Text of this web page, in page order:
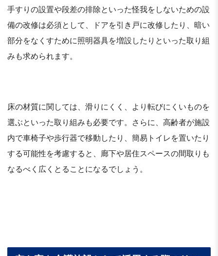
手すりの設置や段差の排除といった怪我をしないための設
備の改修は必須として、ドアを引き戸に改修したり、暗い
部分をなくすために照明器具を増設したりといった取り組
みも求められます。
床の材質に関しては、滑りにくく、より転びにくいものを
選ぶといった取り組みも必要です。さらに、高齢者が施設
内で車椅子や歩行器で移動したり、簡易トイレを置いたり
する可能性を考慮すると、廊下や居住スペースの間取りも
なるべく広くとることになるでしょう。